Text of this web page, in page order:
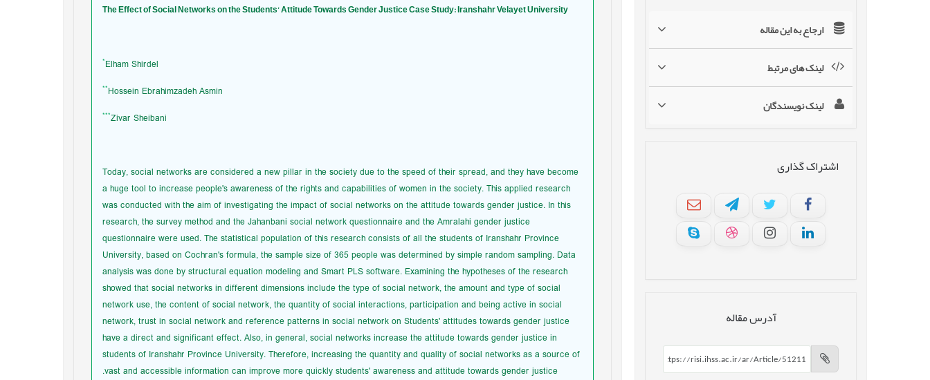
ارجاع به این مقاله
لینک های مرتبط
لینک نویسندگان
اشتراک گذاری
آدرس مقاله
The Effect of Social Networks on the Students’ Attitude Towards Gender Justice Case Study: Iranshahr Velayet University
Elham Shirdel
*
**
Zivar Sheibani
***
Today, social networks are considered a new pillar in the society due to the speed of their spread, and they have become
a huge tool to increase people's awareness of the rights and capabilities of women in the society. This applied research
was conducted with the aim of investigating the impact of social networks on the attitude towards gender justice. In this
research, the survey method and the Jahanbani social network questionnaire and the Amralahi gender justice
questionnaire were used. The statistical population of this research consists of all the students of Iranshahr Province
University, based on Cochran's formula, the sample size of 365 people was determined by simple random sampling. Data
analysis was done by structural equation modeling and Smart PLS software. Examining the hypotheses of the research
showed that social networks in different dimensions include the type of social network, the amount and type of social
network use, the content of social network, the quantity of social interactions, participation and being active in social
network, trust in social network and reference patterns in social network on Students' attitudes towards gender justice
have a direct and significant effect. Also, in general, social networks increase the attitude towards gender justice in
students of Iranshahr Province University. Therefore, increasing the quantity and quality of social networks as a source of
vast and accessible information can improve more quickly students' awareness and attitude towards gender justice.